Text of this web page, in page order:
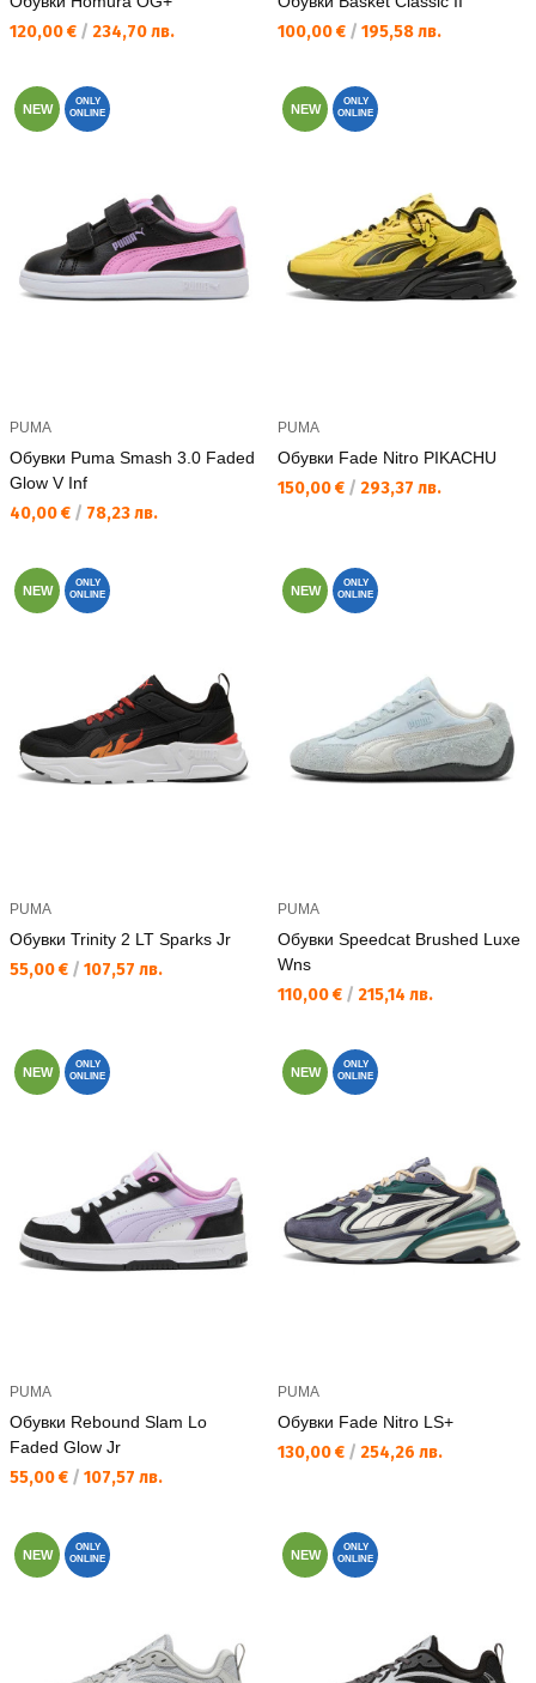
Текуща цена:
120,00 € / 234,70 лв. Текуща цена:
100,00 € / 195,58 лв.
NEW
ONLY
ONLINE
PUMA
Обувки Puma Smash 3.0 Faded
Glow V Inf
Текуща цена:
40,00 € / 78,23 лв.
NEW
ONLY
ONLINE
PUMA
Обувки Fade Nitro PIKACHU
Текуща цена:
150,00 € / 293,37 лв.
NEW
ONLY
ONLINE
PUMA
Обувки Trinity 2 LT Sparks Jr
Текуща цена:
55,00 € / 107,57 лв.
NEW
ONLY
ONLINE
PUMA
Обувки Speedcat Brushed Luxe
Wns
Текуща цена:
110,00 € / 215,14 лв.
NEW
ONLY
ONLINE
PUMA
Обувки Rebound Slam Lo
Faded Glow Jr
Текуща цена:
55,00 € / 107,57 лв.
NEW
ONLY
ONLINE
PUMA
Обувки Fade Nitro LS+
Текуща цена:
130,00 € / 254,26 лв.
NEW
ONLY
ONLINE
NEW
ONLY
ONLINE